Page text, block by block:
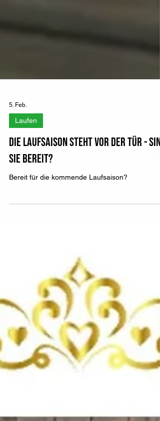
5. Feb.
Laufen
Die Laufsaison steht vor der Tür - sind
sie bereit?